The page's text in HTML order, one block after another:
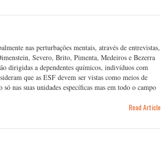
nas perturbações mentais, através de entrevistas,
Severo, Brito, Pimenta, Medeiros e Bezerra
dirigidas a dependentes químicos, indivíduos com
que as ESF devem ser vistas como meios de
nas suas unidades específicas mas em todo o campo
Read Article